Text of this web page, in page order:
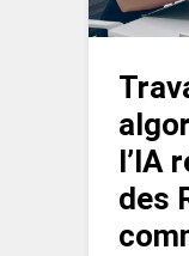
l’IA
des